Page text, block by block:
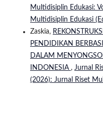
Multidisiplin Edukasi:
Multidisiplin Edukasi
Zaskia,
PENDIDIKAN
DALAM
INDONESIA , Jurnal
(2026): Jurnal Riset